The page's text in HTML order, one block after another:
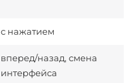
с нажатием
вперед/назад, смена
интерфейса